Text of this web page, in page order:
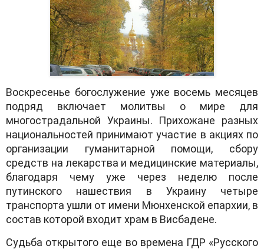
Воскресенье богослужение уже восемь месяцев
подряд включает молитвы о мире для
многострадальной Украины. Прихожане разных
национальностей принимают участие в акциях по
организации гуманитарной помощи, сбору
средств на лекарства и медицинские материалы,
благодаря чему уже через неделю после
путинского нашествия в Украину четыре
транспорта ушли от имени Мюнхенской епархии, в
состав которой входит храм в Висбадене.
Судьба открытого еще во времена ГДР «Русского